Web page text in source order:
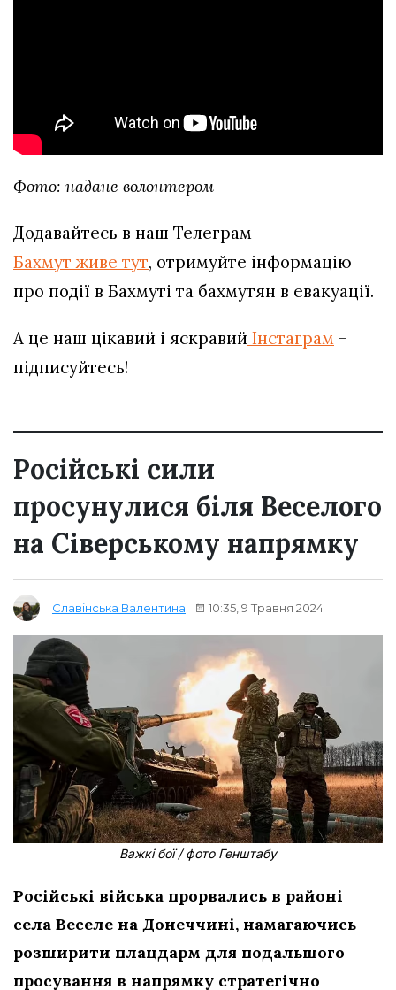
Фото: надане волонтером
Додавайтесь в наш Телеграм
Бахмут живе тут, отримуйте інформацію
про події в Бахмуті та бахмутян в евакуації.
А це наш цікавий і яскравий Інстаграм –
підписуйтесь!
Російські сили
просунулися біля Веселого
на Сіверському напрямку
Славінська Валентина 10:35, 9 Травня 2024
Важкі бої / фото Генштабу
Російські війська прорвались в районі
села Веселе на Донеччині, намагаючись
розширити плацдарм для подальшого
просування в напрямку стратегічно